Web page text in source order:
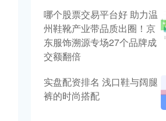
哪个股票交易平台好 助力温
州鞋靴产业带品质出圈！京
东服饰溯源专场27个品牌成
交额翻倍
实盘配资排名 浅口鞋与阔腿
裤的时尚搭配